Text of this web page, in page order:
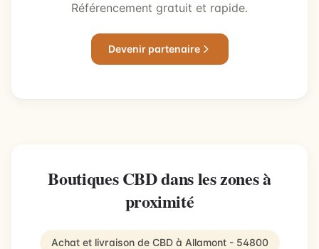
Référencement gratuit et rapide.
Devenir partenaire
Boutiques CBD dans les zones à
proximité
Achat et livraison de CBD à Allamont - 54800